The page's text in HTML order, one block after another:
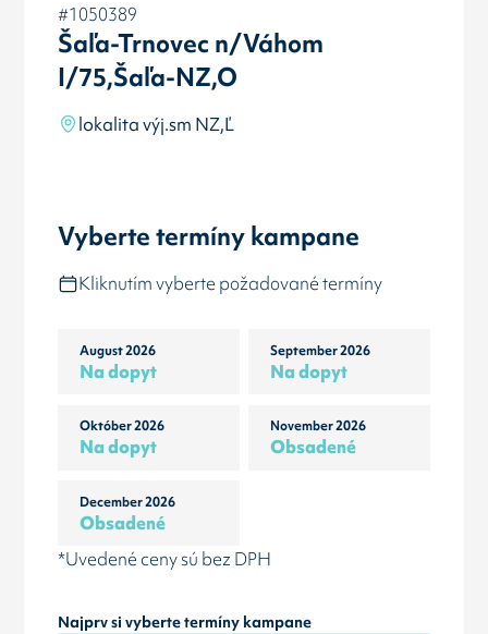
#1050389
Šaľa-Trnovec n/Váhom
I/75,Šaľa-NZ,O
lokalita výj.sm NZ,Ľ
Vyberte termíny kampane
Kliknutím vyberte požadované termíny
August 2026
Na dopyt
September 2026
Na dopyt
Október 2026
Na dopyt
November 2026
Obsadené
December 2026
Obsadené
*Uvedené ceny sú bez DPH
Najprv si vyberte termíny kampane